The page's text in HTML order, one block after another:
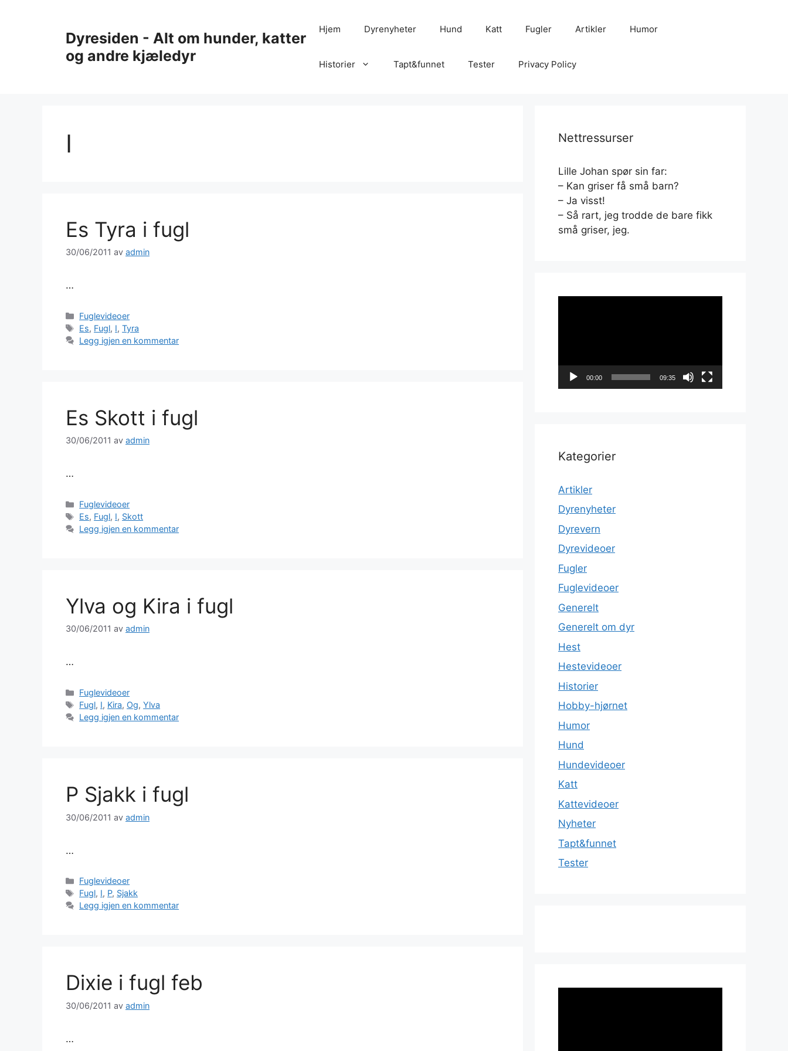
Dyresiden - Alt om hunder, katter
og andre kjæledyr
Hjem Dyrenyheter Hund Katt Fugler Artikler Humor
Historier Tapt&funnet Tester Privacy Policy
I
Es Tyra i fugl
30/06/2011 av admin
…
Kategorier
Fuglevideoer
Stikkord
Es, Fugl, I,Tyra
Legg igjen en kommentar
Es Skott i fugl
30/06/2011 av admin
…
Kategorier
Fuglevideoer
Stikkord
Es, Fugl, I, Skott
Legg igjen en kommentar
Ylva og Kira i fugl
30/06/2011 av admin
…
Kategorier
Fuglevideoer
Stikkord
Fugl, I, Kira, Og,Ylva
Legg igjen en kommentar
P Sjakk i fugl
30/06/2011 av admin
…
Kategorier
Fuglevideoer
Stikkord
Fugl, I, P, Sjakk
Legg igjen en kommentar
Dixie i fugl feb
30/06/2011 av admin
…
Nettressurser
Lille Johan spør sin far:
– Kan griser få små barn?
– Ja visst!
– Så rart, jeg trodde de bare fikk
små griser, jeg.
00:00 09:35
Kategorier
Artikler
Dyrenyheter
Dyrevern
Dyrevideoer
Fugler
Fuglevideoer
Generelt
Generelt om dyr
Hest
Hestevideoer
Historier
Hobby-hjørnet
Humor
Hund
Hundevideoer
Katt
Kattevideoer
Nyheter
Tapt&funnet
Tester